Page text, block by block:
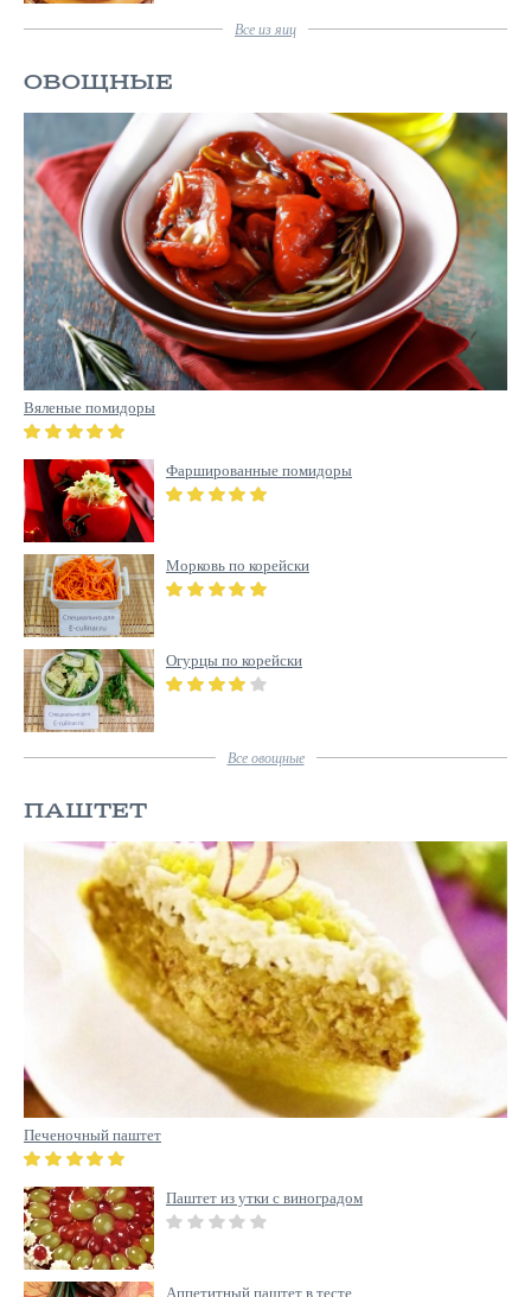
Всеиз яиц
ОВОЩНЫЕ
Вяленые помидоры
Фаршированные помидоры
Морковь по корейски
Огурцы по корейски
Всеовощные
ПАШТЕТ
Печеночный паштет
Паштет из утки с виноградом
Аппетитный паштет в тесте